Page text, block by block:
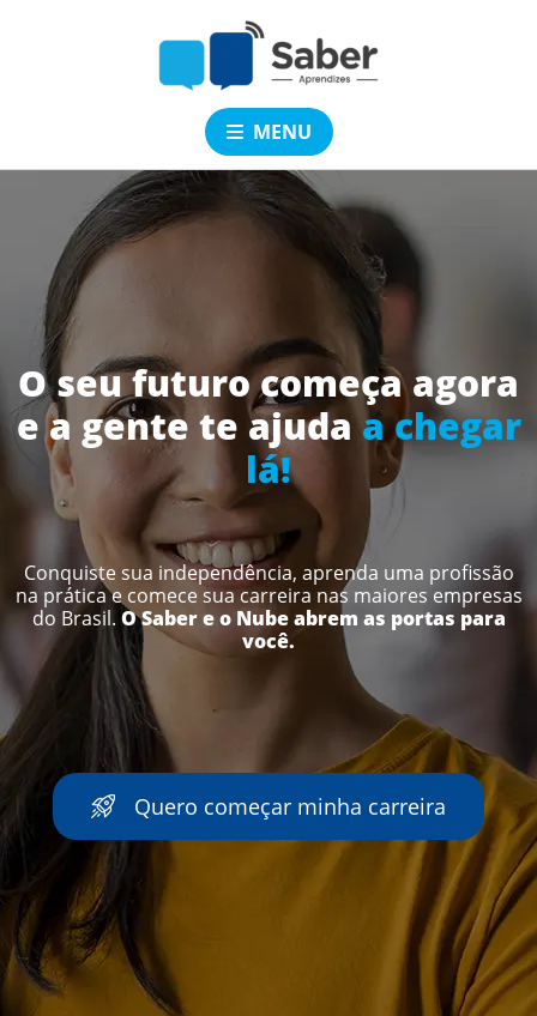
MENU
O seu futuro começa agora
e a gente te ajuda a chegar
lá!
Conquiste sua independência, aprenda uma profissão
na práticae comece sua carreira nas maiores empresas
do Brasil. O Saber e o Nube abrem as portas para
você.
Quero começar minha carreira